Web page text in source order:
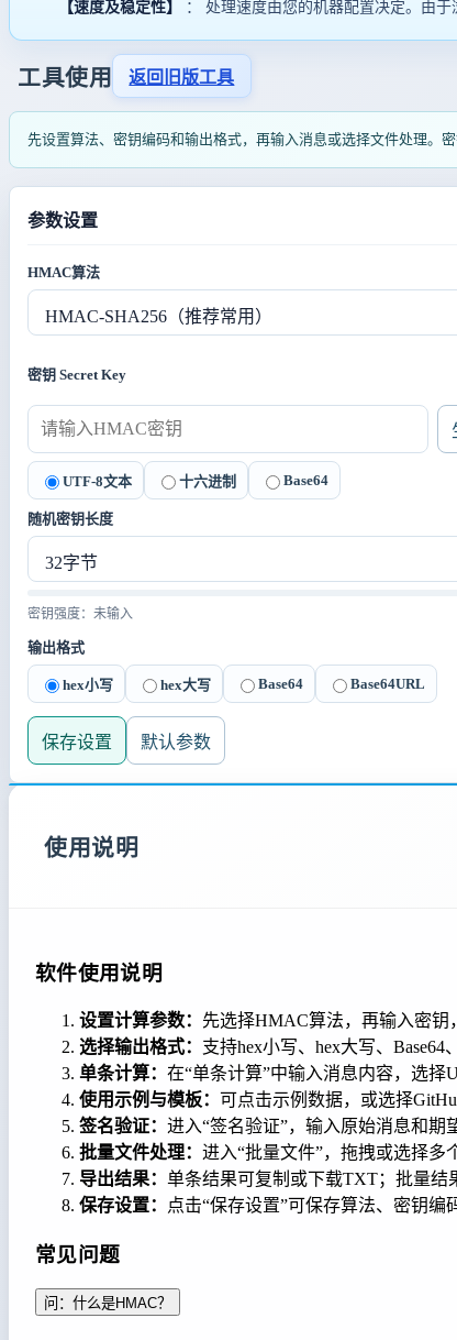
【速度及稳定性】 ： 处理速度由您的机器配置决定。由
工具使用 返回旧版工具
先设置算法、密钥编码和输出格式，再输入消息或选择文件处理。
参数设置
HMAC算法
密钥 Secret Key
UTF-8文本 十六进制 Base64
随机密钥长度
密钥强度：未输入
输出格式
hex小写 hex大写 Base64 Base64URL
保存设置 默认参数
使用说明
软件使用说明
设置计算参数： 先选择HMAC算法，再输入密钥
选择输出格式： 支持hex小写、hex大写、
单条计算： 在“单条计算”中输入消息内容，选择
使用示例与模板： 可点击示例数据，或选择
签名验证： 进入“签名验证”，输入原始消息和期
批量文件处理： 进入“批量文件”，拖拽或选择多
导出结果： 单条结果可复制或下载TXT；批量结
保存设置：
点击“保存设置”可保存算法、密钥编
常见问题
问：什么是HMAC？